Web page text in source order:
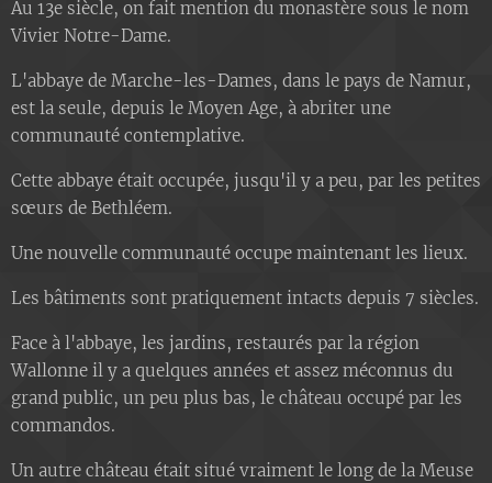
Au 13e siècle, on fait mention du monastère sous le nom
Vivier Notre-Dame.
L'abbaye de Marche-les-Dames, dans le pays de Namur,
est la seule, depuis le Moyen Age, à abriter une
communauté contemplative.
Cette abbaye était occupée, jusqu'il y a peu, par les petites
sœurs de Bethléem.
Une nouvelle communauté occupe maintenant les lieux.
Les bâtiments sont pratiquement intacts depuis 7 siècles.
Face à l'abbaye, les jardins, restaurés par la région
Wallonne il y a quelques années et assez méconnus du
grand public, un peu plus bas, le château occupé par les
commandos.
Un autre château était situé vraiment le long de la Meuse